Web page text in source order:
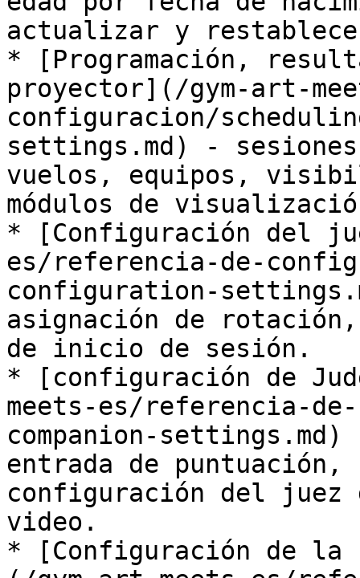
actualizar y
* [Programación,
proyector](/gym-art-
configuracion/
settings.md) -
vuelos, equipos,
módulos de
* [Configuración del
es/referencia-de-
configuration-
asignación de rotación,
de inicio de sesión.
* [configuración de
meets-es/referencia-
companion-
entrada de puntuación,
configuración del juez
video.
* [Configuración de la